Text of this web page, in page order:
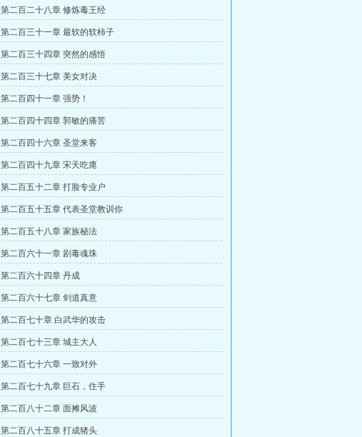
第二百二十八章 修炼毒王经
第二百三十一章 最软的软柿子
第二百三十四章 突然的感悟
第二百三十七章 美女对决
第二百四十一章 强势！
第二百四十四章 郭敏的痛苦
第二百四十六章 圣堂来客
第二百四十九章 宋天吃瘪
第二百五十二章 打脸专业户
第二百五十五章 代表圣堂教训你
第二百五十八章 家族秘法
第二百六十一章 剧毒魂珠
第二百六十四章 丹成
第二百六十七章 剑道真意
第二百七十章 白武华的攻击
第二百七十三章 城主大人
第二百七十六章 一致对外
第二百七十九章 巨石，住手
第二百八十二章 面摊风波
第二百八十五章 打成猪头